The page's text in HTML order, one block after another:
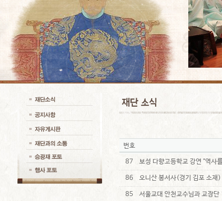
번호
87 보성 다향고등학교 강연 "역사
86 오니산 봉서사(경기 김포 소재
85 서울교대 안천교수님과 교장